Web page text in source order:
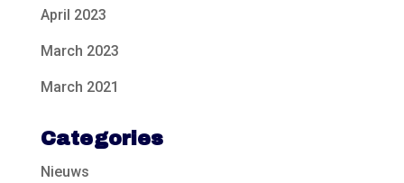
April 2023
March 2023
March 2021
Categories
Nieuws